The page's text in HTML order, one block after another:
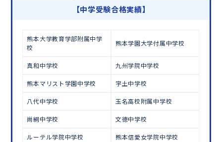
学習相談のお申し込みはこちら
【中学受験合格実績】
熊本大学教育学部附属中学
校
熊本学園大学付属中学校
真和中学校 九州学院中学校
熊本マリスト学園中学校 宇土中学校
八代中学校 玉名高校附属中学校
尚絅中学校 文徳中学校
ルーテル学院中学校 熊本信愛女学院中学校